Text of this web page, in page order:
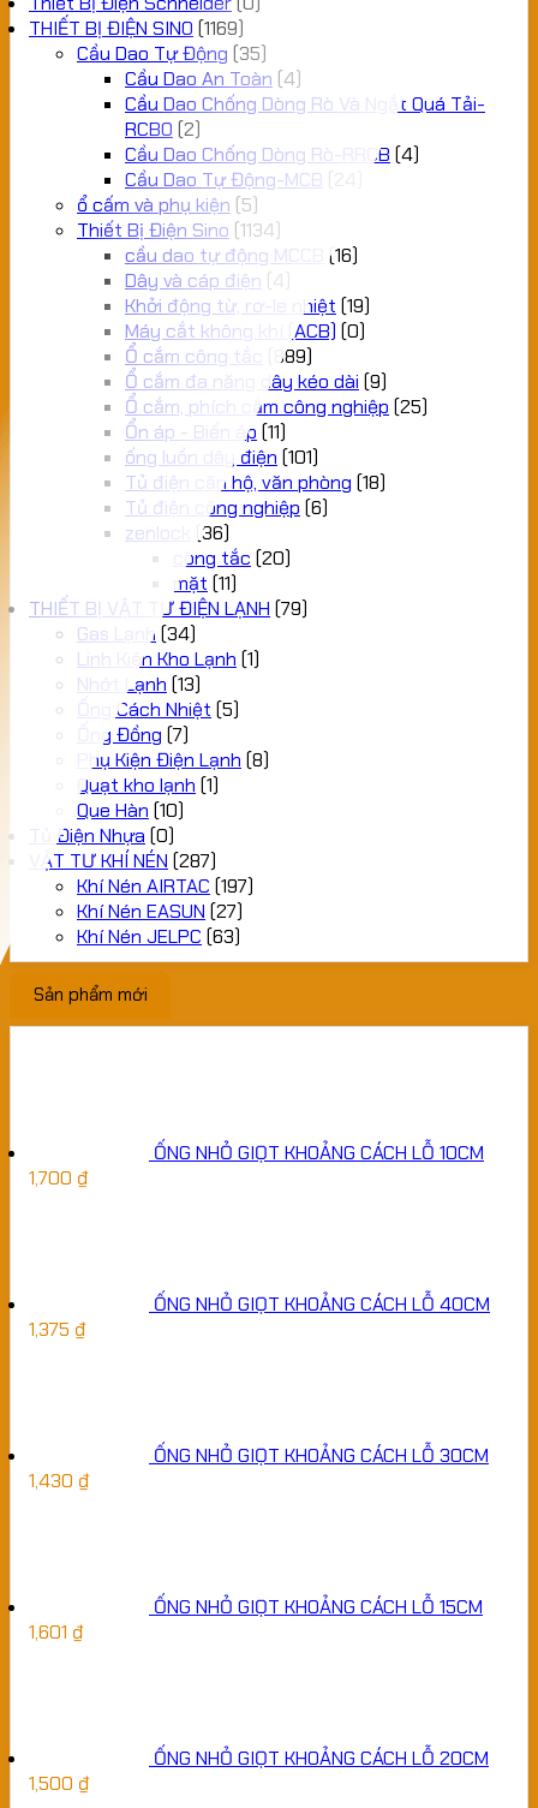
THIẾT BỊ ĐIỆN SINO (1169)
Cầu Dao Tự Động (35)
Cầu Dao An Toàn (4)
Cầu Dao Chống Dòng Rò Và Ngắt Quá Tải-
RCBO (2)
Cầu Dao Chống Dòng Rò-RRCB (4)
Cầu Dao Tự Động-MCB (24)
ổ cấm và phụ kiện (5)
Thiết Bị Điện Sino (1134)
cầu dao tự động MCCB
(16)
Dây và cáp điện (4)
Khởi động từ, rơ-le nhiệt (19)
Máy cắt không khí (ACB) (0)
Ổ cắm công tắc
(889)
Ổ cắm đa năng dây kéo dài (9)
Ổ cắm, phích cắm công nghiệp (25)
Ổn áp - Biến áp (11)
ống luồn dây điện (101)
Tủ điện căn hộ, văn phòng (18)
Tủ điện công nghiệp (6)
zenlock
(36)
công tắc (20)
mặt (11)
THIẾT BỊ VẬT TƯ ĐIỆN LẠNH (79)
Gas Lạnh (34)
Linh Kiện Kho Lạnh (1)
Nhớt Lạnh (13)
Ống Cách Nhiệt (5)
Ống Đồng (7)
Phụ Kiện Điện Lạnh (8)
Quạt kho lạnh (1)
Que Hàn (10)
Tủ Điện Nhựa (0)
VẬT TƯ KHÍ NÉN (287)
Khí Nén AIRTAC (197)
Khí Nén EASUN (27)
Khí Nén JELPC (63)
Sản phẩm mới
ỐNG NHỎ GIỌT KHOẢNG CÁCH LỖ 10CM
1,700 ₫
ỐNG NHỎ GIỌT KHOẢNG CÁCH LỖ 40CM
1,375 ₫
ỐNG NHỎ GIỌT KHOẢNG CÁCH LỖ 30CM
1,430 ₫
ỐNG NHỎ GIỌT KHOẢNG CÁCH LỖ 15CM
1,601 ₫
ỐNG NHỎ GIỌT KHOẢNG CÁCH LỖ 20CM
1,500 ₫